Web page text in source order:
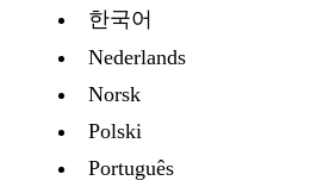
한국어
Nederlands
Norsk
Polski
Português